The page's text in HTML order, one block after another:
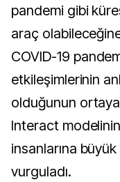
pandemi gibi
araç
COVID-19
etkileşimlerinin
olduğunun ortaya
Interact
insanlarına
vurguladı.